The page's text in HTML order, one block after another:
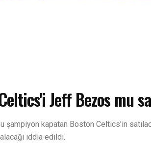
Jeff Bezos mu
şampiyon kapatan Boston Celtics'in
iddia edildi.